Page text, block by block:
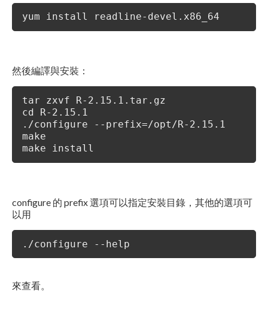
yum install readline-devel.x86_64
然後編譯與安裝：
tar zxvf R-2.15.1.tar.gz
cd R-2.15.1
./configure --prefix=/opt/R-2.15.1
make
make install
configure 的 prefix 選項可以指定安裝目錄，其他的選項可
以用
./configure --help
來查看。